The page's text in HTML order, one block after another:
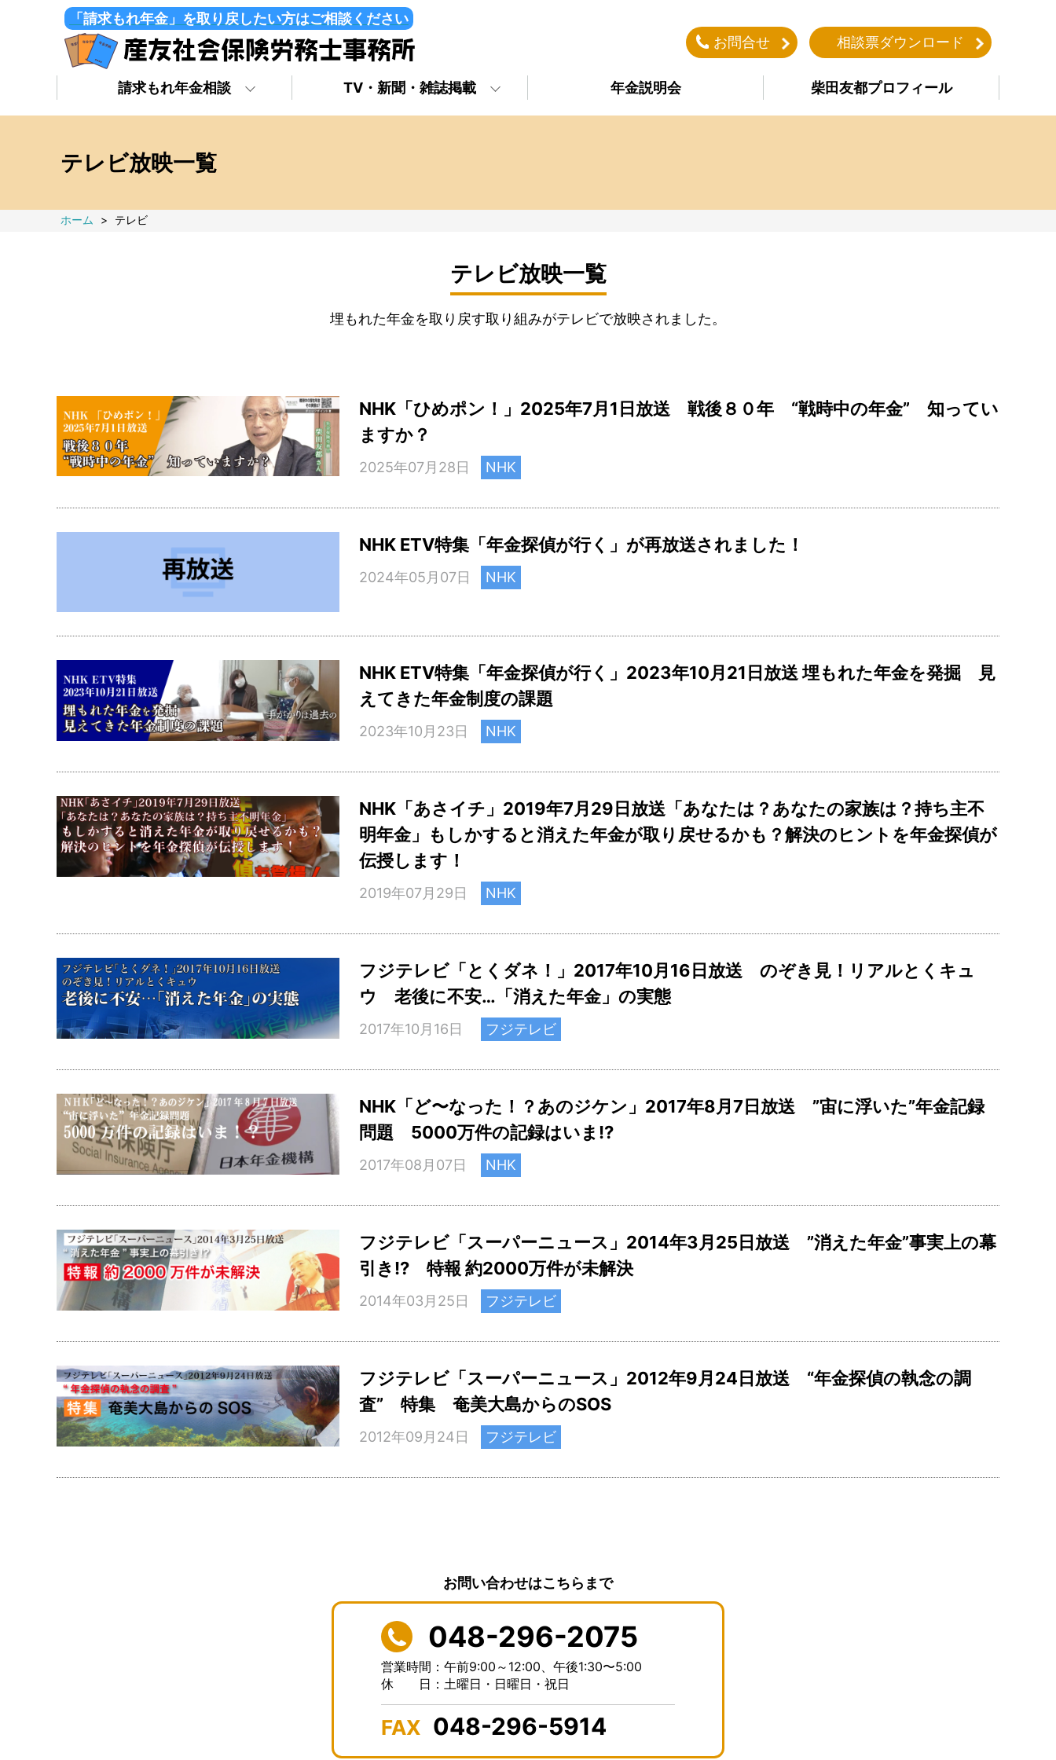
「請求もれ年金」を取り戻したい方はご相談ください
お問合せ
相談票ダウンロード
請求もれ年金相談 TV・新聞・雑誌掲載 年金説明会 柴田友都プロフィール
テレビ放映一覧
ホーム > テレビ
テレビ放映一覧
埋もれた年金を取り戻す取り組みがテレビで放映されました。
NHK「ひめポン！」2025年7月1日放送 戦後８０年 “戦時中の年金” 知ってい
ますか？
2025年07月28日 NHK
NHK ETV特集「年金探偵が行く」が再放送されました！
2024年05月07日 NHK
NHK ETV特集「年金探偵が行く」2023年10月21日放送 埋もれた年金を発掘 見
えてきた年金制度の課題
2023年10月23日 NHK
NHK「あさイチ」2019年7月29日放送「あなたは？あなたの家族は？持ち主不
明年金」もしかすると消えた年金が取り戻せるかも？解決のヒントを年金探偵が
伝授します！
2019年07月29日 NHK
フジテレビ「とくダネ！」2017年10月16日放送 のぞき見！リアルとくキュ
ウ 老後に不安…「消えた年金」の実態
2017年10月16日 フジテレビ
NHK「ど〜なった！？あのジケン」2017年8月7日放送 ”宙に浮いた”年金記録
問題 5000万件の記録はいま!?
2017年08月07日 NHK
フジテレビ「スーパーニュース」2014年3月25日放送 ”消えた年金”事実上の幕
引き!? 特報 約2000万件が未解決
2014年03月25日 フジテレビ
フジテレビ「スーパーニュース」2012年9月24日放送 “年金探偵の執念の調
査” 特集 奄美大島からのSOS
2012年09月24日 フジテレビ
お問い合わせはこちらまで
048-296-2075
営業時間：午前9:00～12:00、 午後1:30〜5:00
休 日：土曜日・日曜日・祝日
FAX 048-296-5914